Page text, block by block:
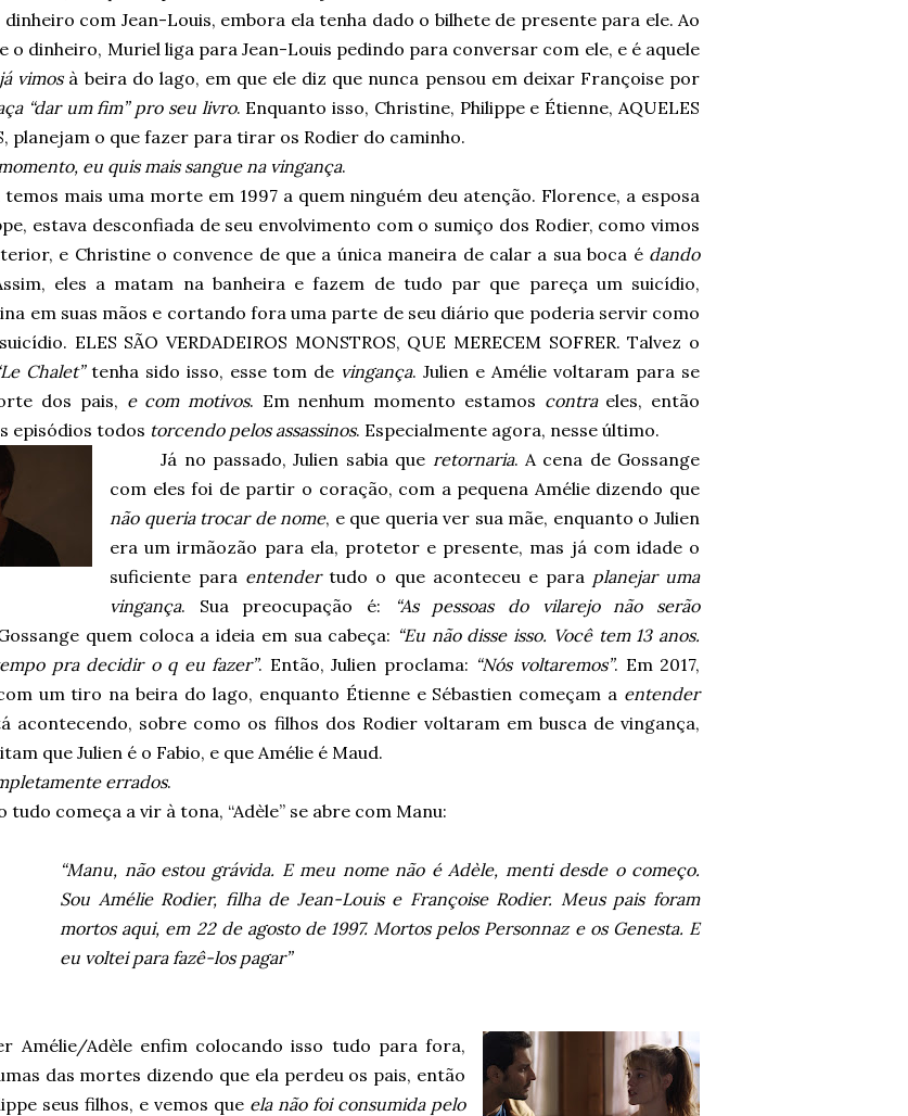
com Jean-Louis, embora ela tenha dado o bilhete de presente para ele. Ao
o dinheiro, Muriel liga para Jean-Louis pedindo para conversar com ele, e é aquele
já vimosà beira do lago, em que ele diz que nunca pensou em deixar Françoise por
“dar um fim” pro seu livro. Enquanto isso, Christine, Philippe e Étienne, AQUELES
planejam o que fazer para tirar os Rodier do caminho.
eu quis mais sangue na vingança.
temos mais uma morte em 1997 a quem ninguém deu atenção. Florence, a esposa
estava desconfiada de seu envolvimento com o sumiço dos Rodier, como vimos
e Christine o convence de que a única maneira de calar a sua boca é dando
eles a matam na banheira e fazem de tudo par que pareça um suicídio,
em suas mãos e cortando fora uma parte de seu diário que poderia servir como
ELES SÃO VERDADEIROS MONSTROS, QUE MERECEM SOFRER. Talvez o
Chalet”tenha sido isso, esse tom de vingança. Julien e Amélie voltaram para se
dos pais, e com motivos. Em nenhum momento estamos contraeles, então
episódios todos torcendo pelos assassinos. Especialmente agora, nesse último.
Já no passado, Julien sabia que retornaria. A cena de Gossange
com eles foi de partir o coração, com a pequena Amélie dizendo que
não queria trocar de nome, e que queria ver sua mãe, enquanto o Julien
era um irmãozão para ela, protetor e presente, mas já com idade o
suficiente para entendertudo o que aconteceu e para planejar uma
vingança. Sua preocupação é:
“As pessoas do vilarejo não serão
quem coloca a ideia em sua cabeça: “Eu não disse isso. Você tem 13 anos.
pra decidir o q eu fazer”. Então, Julien proclama: “Nós voltaremos”. Em 2017,
um tiro na beira do lago, enquanto Étienne e Sébastien começam a entender
acontecendo, sobre como os filhos dos Rodier voltaram em busca de vingança,
que Julien é o Fabio, e que Amélie é Maud.
errados.
tudo começa a vir à tona, “Adèle” se abre com Manu:
“Manu, não estou grávida. E meu nome não é Adèle, menti desde o começo.
Sou Amélie Rodier, filha de Jean-Louis e Françoise Rodier. Meus pais foram
mortos aqui, em 22 de agosto de 1997. Mortos pelos Personnaz e os Genesta. E
eu voltei para fazê-los pagar”
Amélie/Adèle enfim colocando isso tudo para fora,
das mortes dizendo que ela perdeu os pais, então
seus filhos, e vemos que ela não foi consumida pelo